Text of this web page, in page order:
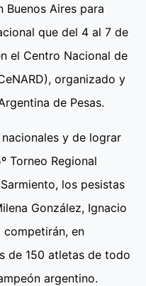
Buenos Aires para
que del 4 al 7 de
el Centro Nacional de
organizado y
de Pesas.
y de lograr
Torneo Regional
los pesistas
González, Ignacio
competirán, en
de 150 atletas de todo
argentino.